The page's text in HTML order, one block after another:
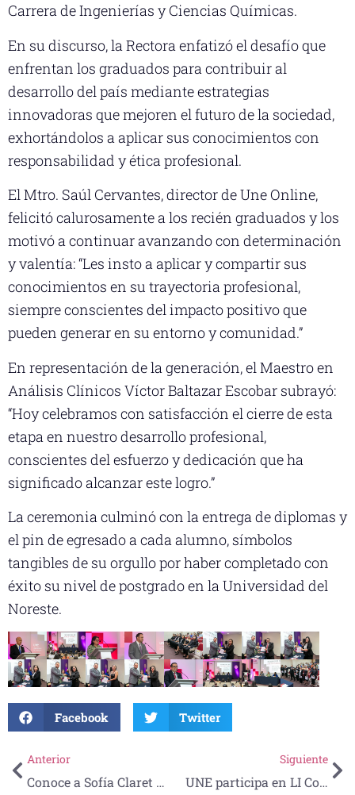
Carrera de Ingenierías y Ciencias Químicas.
En su discurso, la Rectora enfatizó el desafío que
enfrentan los graduados para contribuir al
desarrollo del país mediante estrategias
innovadoras que mejoren el futuro de la sociedad,
exhortándolos a aplicar sus conocimientos con
responsabilidad y ética profesional.
El Mtro. Saúl Cervantes, director de Une Online,
felicitó calurosamente a los recién graduados y los
motivó a continuar avanzando con determinación
y valentía: “Les insto a aplicar y compartir sus
conocimientos en su trayectoria profesional,
siempre conscientes del impacto positivo que
pueden generar en su entorno y comunidad.”
En representación de la generación, el Maestro en
Análisis Clínicos Víctor Baltazar Escobar subrayó:
“Hoy celebramos con satisfacción el cierre de esta
etapa en nuestro desarrollo profesional,
conscientes del esfuerzo y dedicación que ha
significado alcanzar este logro.”
La ceremonia culminó con la entrega de diplomas y
el pin de egresado a cada alumno, símbolos
tangibles de su orgullo por haber completado con
éxito su nivel de postgrado en la Universidad del
Noreste.
Facebook Twitter
Anterior
Conoce a Sofía Claret Martínez Rivera: Una Promesa del Diseño Gráfico y Multimedia
Siguiente
UNE participa en LI Conferencia Nacional de Ingeniería: Un Encuentro de Innovación y Avances Educativos